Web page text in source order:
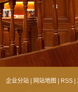
企业分站 网站地图 RSS